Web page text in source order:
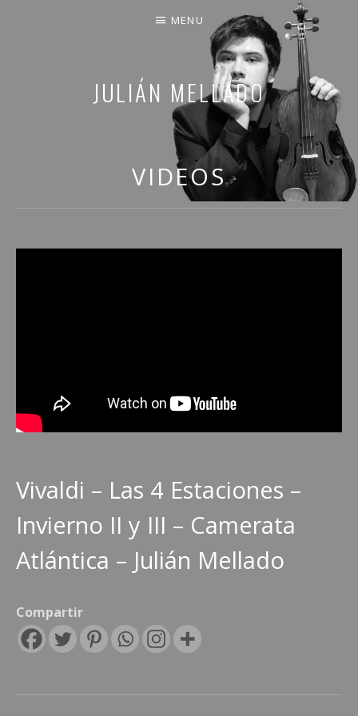
JULIÁN MELLADO
COMPARTO PARTE DE MI VIDA
MENU
VIDEOS
Vivaldi – Las 4 Estaciones –
Invierno II y III – Camerata
Atlántica – Julián Mellado
Compartir